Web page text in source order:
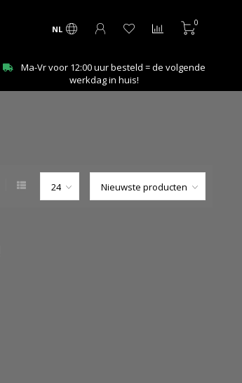
NL
0
Ma-Vr voor 12:00 uur besteld = de volgende
werkdag in huis!